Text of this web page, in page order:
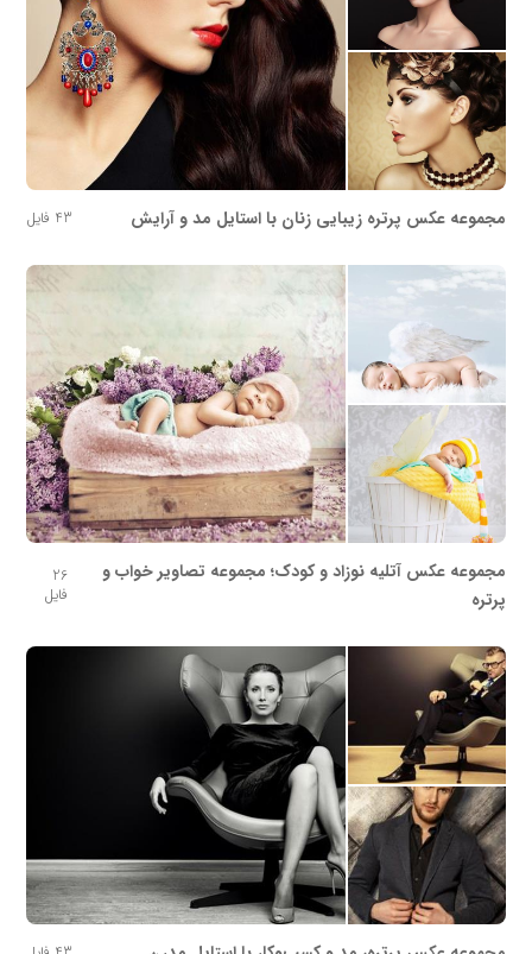
مجموعه عکس پرتره زیبایی زنان با استایل مد و آرایش 43 فایل
مجموعه عکس آتلیه نوزاد و کودک؛ مجموعه تصاویر خواب و
پرتره
26
فایل